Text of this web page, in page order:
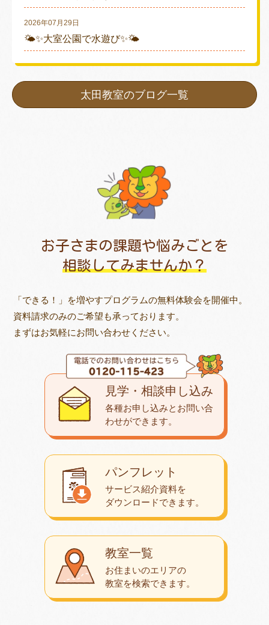
2026年07月29日
🌤✨大室公園で水遊び✨🌤
太田教室のブログ一覧
お子さまの課題や悩みごとを
相談してみませんか？
「できる！」を増やすプログラムの無料体験会を開催中。
資料請求のみのご希望も承っております。
まずはお気軽にお問い合わせください。
教室一覧
お住まいのエリアの
教室を検索できます。
パンフレット
サービス紹介資料を
ダウンロードできます。
見学・相談申し込み
各種お申し込みとお問い合
わせができます。